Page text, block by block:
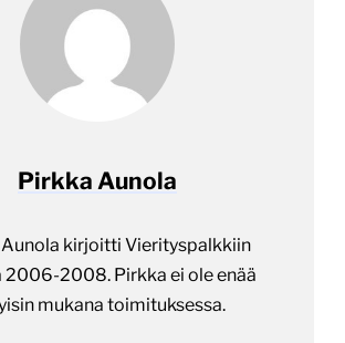
Pirkka Aunola
kirjoitti Vierityspalkkiin
2006-2008. Pirkka ei ole enää
mukana toimituksessa.